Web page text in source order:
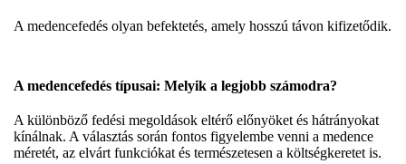
A medencefedés olyan befektetés, amely hosszú távon kifizetődik.
A medencefedés típusai: Melyik a legjobb számodra?
A különböző fedési megoldások eltérő előnyöket és hátrányokat
kínálnak. A választás során fontos figyelembe venni a medence
méretét, az elvárt funkciókat és természetesen a költségkeretet is.